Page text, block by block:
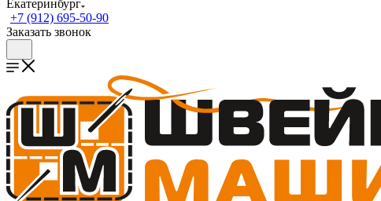
Екатеринбург
+7 (912) 695-50-90
Заказать звонок